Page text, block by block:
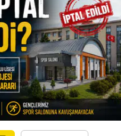
Erzurum
Eskişehir
Gaziantep
Giresun
Gümüşhane
Hakkari